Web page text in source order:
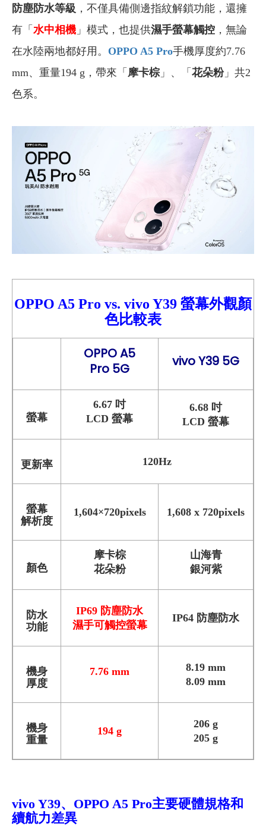
防塵防水等級 ，不僅具備側邊指紋解鎖功能，還擁
有「 水中相機 」模式，也提供濕手螢幕觸控 ，無論
在水陸兩地都好用。 OPPO A5 Pro手機厚度約7.76
mm、重量194 g，帶來「 摩卡棕 」、「 花朵粉」共2
色系。
OPPO A5 Pro vs. vivo Y39 螢幕外觀顏
色比較表
OPPO A5
Pro 5G
vivo Y39 5G
螢幕
6.67 吋
LCD 螢幕
6.68 吋
LCD 螢幕
更新率 120Hz
螢幕
解析度
1,604×720pixels 1,608 x 720pixels
顏色
摩卡棕
花朵粉
山海青
銀河紫
防水
功能
IP69 防塵防水
濕手可觸控螢幕
IP64 防塵防水
機身
厚度
7.76 mm
8.19 mm
8.09 mm
機身
重量
194 g
206 g
205 g
vivo Y39、OPPO A5 Pro主要硬體規格和
續航力差異